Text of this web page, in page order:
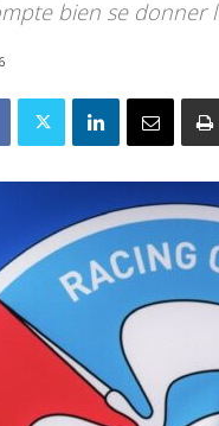
bien se donner